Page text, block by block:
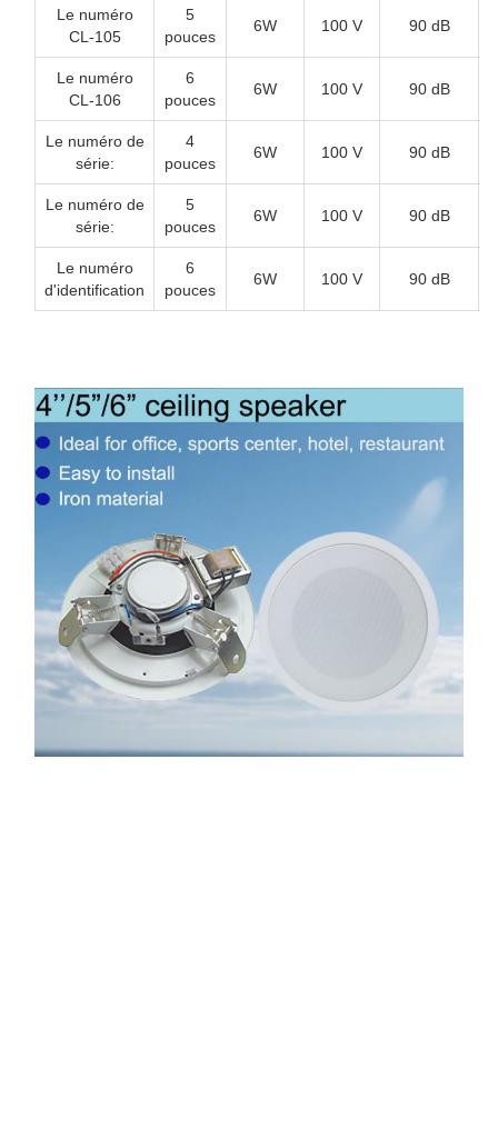
Le numéro
CL-105
5
pouces
6W 100 V 90 dB
Le numéro
CL-106
6
pouces
6W 100 V 90 dB
Le numéro de
série:
4
pouces
6W 100 V 90 dB
Le numéro de
série:
5
pouces
6W 100 V 90 dB
Le numéro
d'identification
6
pouces
6W 100 V 90 dB